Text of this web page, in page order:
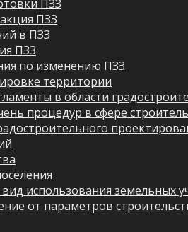
ПЗЗ
ПЗЗ
в ПЗЗ
ПЗЗ
по изменению ПЗЗ
территории
в области
процедур в сфере
использования земельных
от параметров